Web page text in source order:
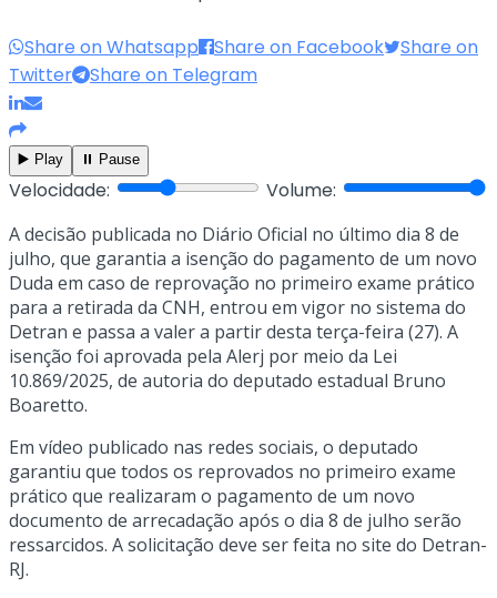
Share on Whatsapp Share on Facebook
Share on
Twitter
Share on Telegram
▶️ Play ⏸️ Pause
Velocidade: Volume:
A decisão publicada no Diário Oficial no último dia 8 de
julho, que garantia a isenção do pagamento de um novo
Duda em caso de reprovação no primeiro exame prático
para a retirada da CNH, entrou em vigor no sistema do
Detran e passa a valer a partir desta terça-feira (27). A
isenção foi aprovada pela Alerj por meio da Lei
10.869/2025, de autoria do deputado estadual Bruno
Boaretto.
Em vídeo publicado nas redes sociais, o deputado
garantiu que todos os reprovados no primeiro exame
prático que realizaram o pagamento de um novo
documento de arrecadação após o dia 8 de julho serão
ressarcidos. A solicitação deve ser feita no site do Detran-
RJ.